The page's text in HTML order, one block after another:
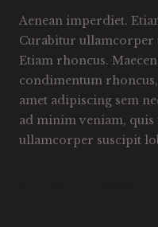
Aenean imperdiet.
Curabitur ullamcorper
Etiam rhoncus.
condimentum
amet adipiscing sem
ad minim veniam,
ullamcorper suscipit